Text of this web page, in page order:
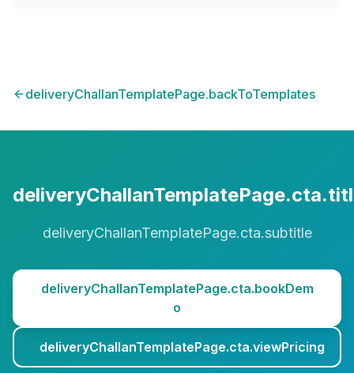
deliveryChallanTemplatePage.backToTemplates
deliveryChallanTemplatePage.cta.subtitle
deliveryChallanTemplatePage.cta.bookDem
o
deliveryChallanTemplatePage.cta.viewPricing